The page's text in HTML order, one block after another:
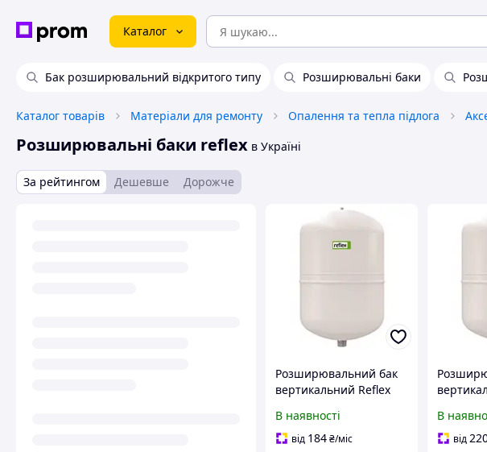
Каталог
Бак розширювальний відкритого типу Розширювальні баки
Каталог товарів Матеріали для ремонту Опалення та тепла підлога
Розширювальні баки reflex в Україні
За рейтингом Дешевше Дорожче
Розширювальний бак
вертикальний Reflex
(7230107)
В наявності
від 184₴/міс
В
від